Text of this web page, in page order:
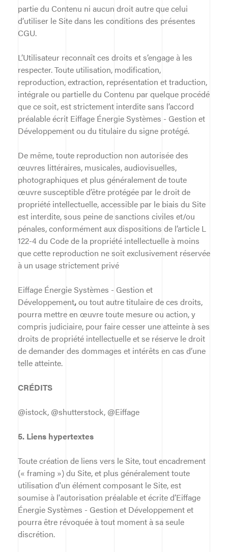
partie du Contenu ni aucun droit autre que celui
d’utiliser le Site dans les conditions des présentes
CGU.
L’Utilisateur reconnaît ces droits et s’engage à les
respecter. Toute utilisation, modification,
reproduction, extraction, représentation et traduction,
intégrale ou partielle du Contenu par quelque procédé
que ce soit, est strictement interdite sans l’accord
préalable écrit Eiffage Énergie Systèmes - Gestion et
Développement ou du titulaire du signe protégé.
De même, toute reproduction non autorisée des
œuvres littéraires, musicales, audiovisuelles,
photographiques et plus généralement de toute
œuvre susceptible d’être protégée par le droit de
propriété intellectuelle, accessible par le biais du Site
est interdite, sous peine de sanctions civiles et/ou
pénales, conformément aux dispositions de l’article L
122-4 du Code de la propriété intellectuelle à moins
que cette reproduction ne soit exclusivement réservée
à un usage strictement privé
Eiffage Énergie Systèmes - Gestion et
Développement,ou tout autre titulaire de ces droits,
pourra mettre en œuvre toute mesure ou action, y
compris judiciaire, pour faire cesser une atteinte à ses
droits de propriété intellectuelle et se réserve le droit
de demander des dommages et intérêts en cas d’une
telle atteinte.
CRÉDITS
@istock, @shutterstock, @Eiffage
5. Liens hypertextes
Toute création de liens vers le Site, tout encadrement
(« framing ») du Site, et plus généralement toute
utilisation d'un élément composant le Site, est
soumise à l'autorisation préalable et écrite d’Eiffage
Énergie Systèmes - Gestion et Développement et
pourra être révoquée à tout moment à sa seule
discrétion.